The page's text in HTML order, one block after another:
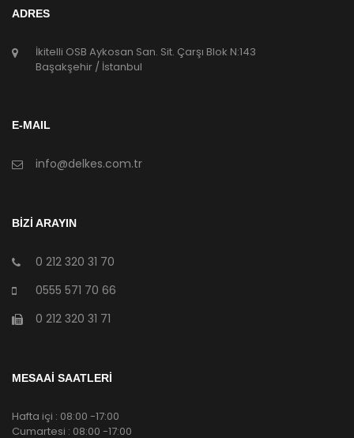
ADRES
İkitelli OSB Aykosan San. Sit. Çarşı Blok N:143
Başakşehir / İstanbul
E-MAIL
info@delkes.com.tr
BİZİ ARAYIN
0 212 320 31 70
0555 571 70 66
0 212 320 31 71
MESAAİ SAATLERİ
Hafta içi : 08:00 -17:00
Cumartesi : 08:00 -17:00